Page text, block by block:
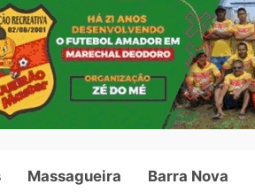
Massagueira Barra Nova